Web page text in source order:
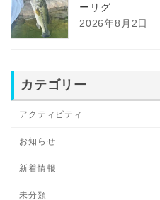
ーリグ
2026年8月2日
カテゴリー
アクティビティ
お知らせ
新着情報
未分類